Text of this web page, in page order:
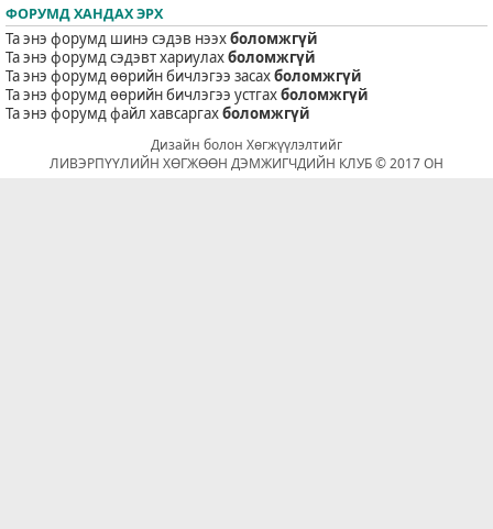
ФОРУМД ХАНДАХ ЭРХ
Та энэ форумд шинэ сэдэв нээхболомжгүй
Та энэ форумд сэдэвт хариулахболомжгүй
Та энэ форумд өөрийн бичлэгээ засахболомжгүй
Та энэ форумд өөрийн бичлэгээ устгахболомжгүй
Та энэ форумд файл хавсаргахболомжгүй
Дизайн болон Хөгжүүлэлтийг
ЛИВЭРПҮҮЛИЙН ХӨГЖӨӨН ДЭМЖИГЧДИЙН КЛУБ © 2017 ОН